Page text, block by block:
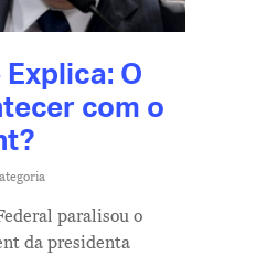
O
com o
paralisou o
da presidenta